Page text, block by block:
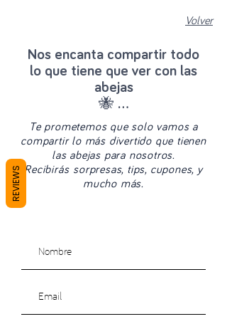
Volver
Nos encanta compartir todo
lo que tiene que ver con las
abejas
🐝 ...
Te prometemos que solo vamos a
compartir lo más divertido que tienen
las abejas para nosotros.
Recibirás sorpresas, tips, cupones, y
mucho más.
Suscríbete a nuestro sitio
REVIEWS